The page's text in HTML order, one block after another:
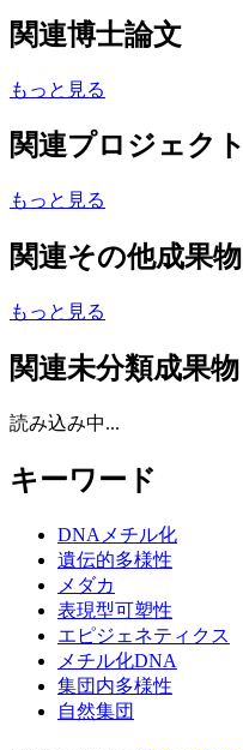
関連博士論文
もっと見る
関連プロジェクト
もっと見る
関連その他成果物
もっと見る
関連未分類成果物
読み込み中...
キーワード
DNAメチル化
遺伝的多様性
メダカ
表現型可塑性
エピジェネティクス
メチル化DNA
集団内多様性
自然集団